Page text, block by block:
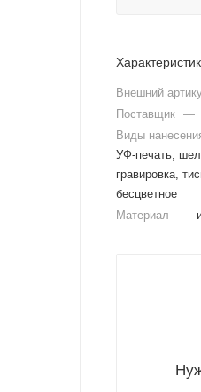
Внешний
Поставщик —
Виды
УФ-печать,
гравировка,
бесцветное
Материал
—